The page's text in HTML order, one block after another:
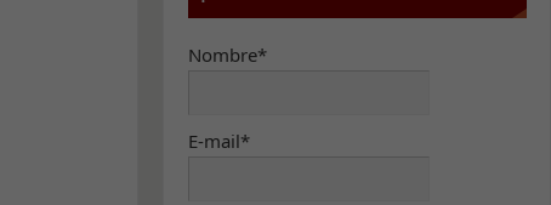
Nombre*
E-mail*